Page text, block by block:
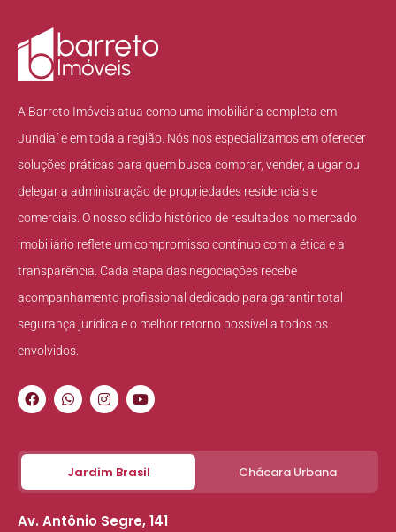
A Barreto Imóveis atua como uma imobiliária completa em
Jundiaí e em toda a região. Nós nos especializamos em oferecer
soluções práticas para quem busca comprar, vender, alugar ou
delegar a administração de propriedades residenciais e
comerciais. O nosso sólido histórico de resultados no mercado
imobiliário reflete um compromisso contínuo com a ética e a
transparência. Cada etapa das negociações recebe
acompanhamento profissional dedicado para garantir total
segurança jurídica e o melhor retorno possível a todos os
envolvidos.
Jardim Brasil Chácara Urbana
Av. Antônio Segre, 141